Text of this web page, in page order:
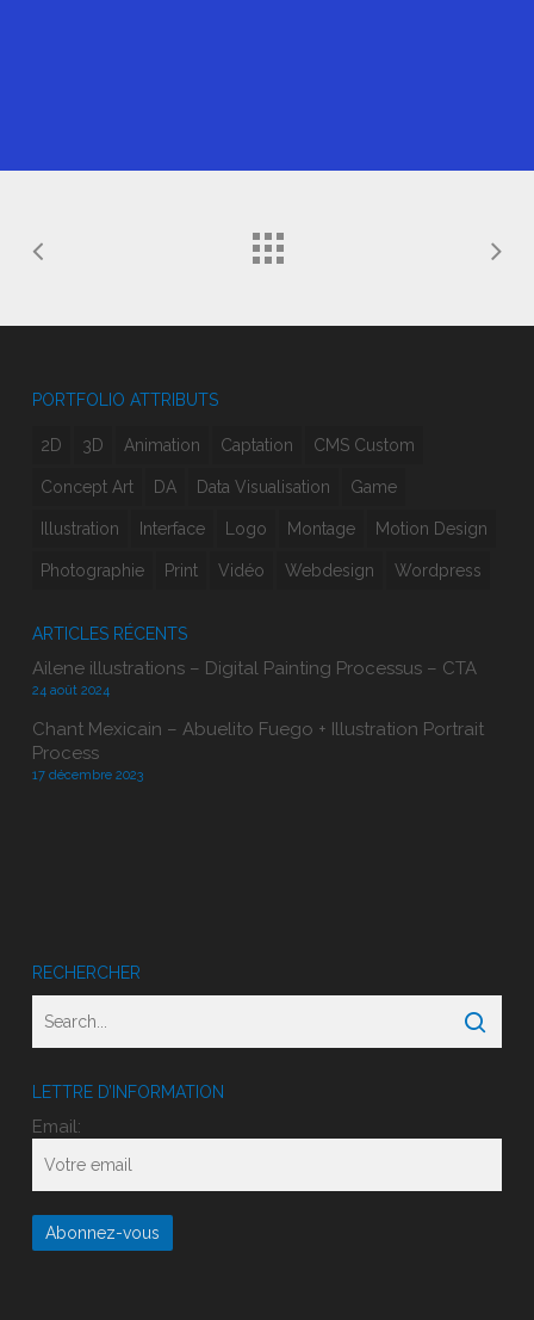
PORTFOLIO ATTRIBUTS
2D 3D Animation Captation CMS Custom
Concept Art DA Data Visualisation Game
Illustration Interface Logo Montage Motion Design
Photographie Print Vidéo Webdesign Wordpress
ARTICLES RÉCENTS
Ailene illustrations – Digital Painting Processus – CTA
24 août 2024
Chant Mexicain – Abuelito Fuego + Illustration Portrait
Process
17 décembre 2023
RECHERCHER
LETTRE D’INFORMATION
Email: